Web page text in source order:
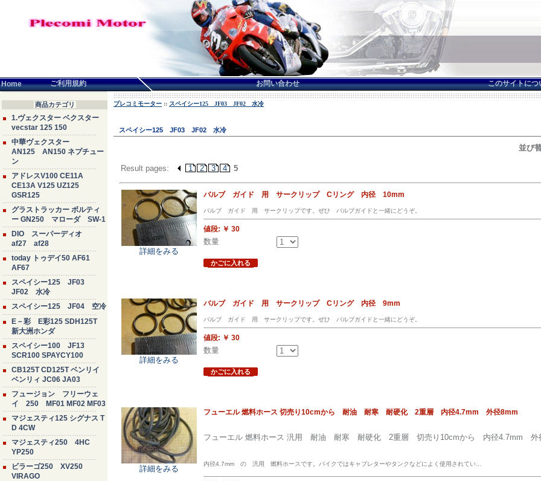
Home ご利用規約 お問い合わせ このサイトにつ
商品カテゴリ
1.ヴェクスター ベクスター
vecstar 125 150
中華ヴェクスター
AN125 AN150 ネプチュー
ン
アドレスV100 CE11A
CE13A V125 UZ125
GSR125
グラストラッカー ボルティ
ー GN250 マローダ SW-1
DIO スーパーディオ
af27 af28
today トゥデイ50 AF61
AF67
スペイシー125 JF03
JF02 水冷
スペイシー125 JF04 空冷
E－彩 E彩125 SDH125T
新大洲ホンダ
スペイシー100 JF13
SCR100 SPAYCY100
CB125T CD125T ベンリイ
ベンリィ JC06 JA03
フュージョン フリーウェ
イ 250 MF01 MF02 MF03
マジェスティ125 シグナス T
D 4CW
マジェスティ250 4HC
YP250
ビラーゴ250 XV250
VIRAGO
プレコミモーター :: スペイシー125 JF03 JF02 水冷
スペイシー125 JF03 JF02 水冷
並び
Result pages: 1 2 3 4 5
詳細をみる
バルブ ガイド 用 サークリップ Cリング 内径 10mm
バルブ ガイド 用 サークリップです。ぜひ バルブガイドと一緒にどうぞ。
値段: ￥ 30
数量
かごに入れる
詳細をみる
バルブ ガイド 用 サークリップ Cリング 内径 9mm
バルブ ガイド 用 サークリップです。ぜひ バルブガイドと一緒にどうぞ。
値段: ￥ 30
数量
かごに入れる
詳細をみる
フューエル 燃料ホース 切売り10cmから 耐油 耐寒 耐硬化 2重層 内径4.7mm 外径8mm
フューエル 燃料ホース 汎用 耐油 耐寒 耐硬化 2重層 切売り10cmから 内径4.7mm 外
内径4.7mm の 汎用 燃料ホースです。バイクではキャブレターやタンクなどによく使用されてい...